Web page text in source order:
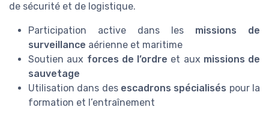
de sécurité et de logistique.
Participation active dans les missions de
surveillance aérienne et maritime
Soutien aux forces de l’ordre et aux missions de
sauvetage
Utilisation dans des escadrons spécialisés pour la
formation et l’entraînement